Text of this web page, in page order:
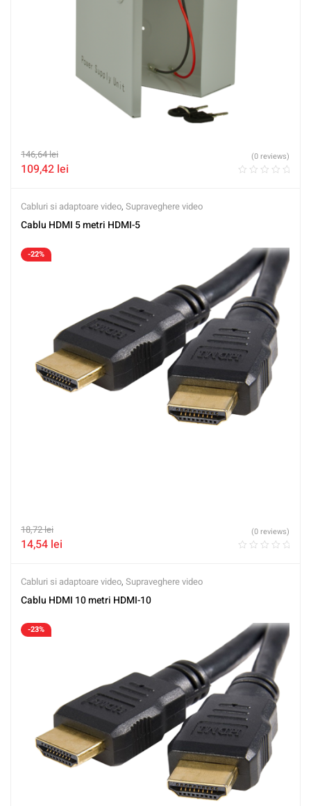
146,64lei
109,42 lei
(0 reviews)
Cabluri si adaptoare video, Supraveghere video
Cablu HDMI 5 metri HDMI-5
-22%
18,72lei
14,54 lei
(0 reviews)
Cabluri si adaptoare video, Supraveghere video
Cablu HDMI 10 metri HDMI-10
-23%